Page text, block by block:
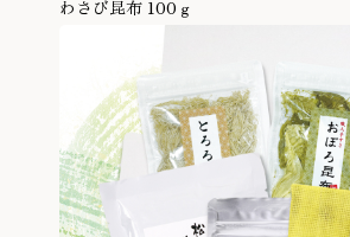
わさび昆布 100ｇ